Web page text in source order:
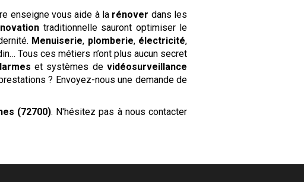
enseigne vous aide à la rénover dans les
traditionnelle sauront optimiser le
Menuiserie, plomberie, électricité,
Tous ces métiers n’ont plus aucun secret
et systèmes de vidéosurveillance
? Envoyez-nous une demande de
(72700). N'hésitez pas à nous contacter